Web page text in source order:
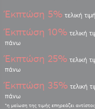
Έκπτώση 5% τελική τιμή
Έκπτώση 10% τελική
πάνω
Έκπτώση 25% τελική
πάνω
Έκπτώση 35% τελική
πάνω